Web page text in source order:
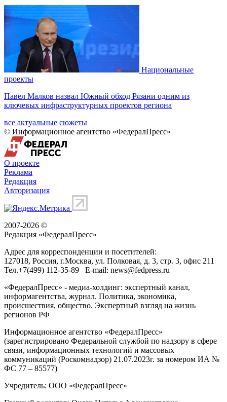
Национальные
проекты
Павел Малков назвал Южный обход Рязани одним из
ключевых инфраструктурных проектов региона
все актуальные сюжеты
© Информационное агентство «ФедералПресс»
О проекте
Реклама
Редакция
Авторизация
2007-2026 ©
Редакция «ФедералПресс»
Адрес для корреспонденции и посетителей:
127018, Россия, г.Москва, ул. Полковая, д. 3, стр. 3, офис 211
Тел.+7(499) 112-35-89 E-mail: news@fedpress.ru
«ФедералПресс» - медиа-холдинг: экспертный канал,
информагентства, журнал. Политика, экономика,
происшествия, общество. Экспертный взгляд на жизнь
регионов РФ
Информационное агентство «ФедералПресс»
(зарегистрировано Федеральной службой по надзору в сфере
связи, информационных технологий и массовых
коммуникаций (Роскомнадзор) 21.07.2023г. за номером ИА №
ФС 77 – 85577)
Учредитель: ООО «ФедералПресс»